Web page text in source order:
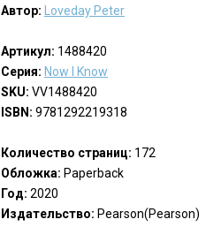
Автор: Loveday Peter
Артикул: 1488420
Серия: Now I Know
SKU: VV1488420
ISBN: 9781292219318
Количество страниц: 172
Обложка: Paperback
Год: 2020
Издательство: Pearson(Pearson)